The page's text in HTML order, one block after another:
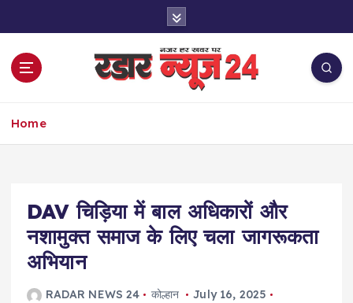
Home
DAV चिड़िया में बाल अधिकारों और
नशामुक्त समाज के लिए चला जागरूकता
अभियान
RADAR NEWS 24 कोल्हान
July 16, 2025